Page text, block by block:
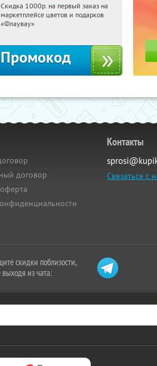
18:34:16 Получили:
Россия
Скидка 1000р. на первый заказ на
маркетплейсе цветов и подарков
«Флаувау»
Промокод
договор
Контакты
Связаться с
скидки поблизости,
выходя из чата: